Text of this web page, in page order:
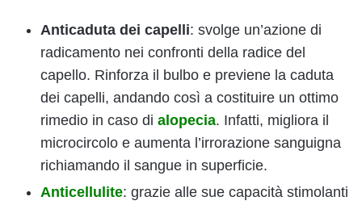
Anticaduta dei capelli: svolge un’azione di
radicamento nei confronti della radice del
capello. Rinforza il bulbo e previene la caduta
dei capelli, andando così a costituire un ottimo
rimedio in caso di alopecia. Infatti, migliora il
microcircolo e aumenta l’irrorazione sanguigna
richiamando il sangue in superficie.
Anticellulite: grazie alle sue capacità stimolanti